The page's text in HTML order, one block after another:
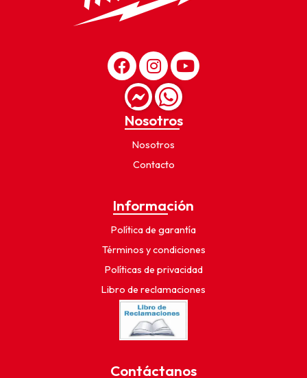
Nosotros
Nosotros
Contacto
Información
Política de garantía
Términos y condiciones
Políticas de privacidad
Libro de reclamaciones
Contáctanos